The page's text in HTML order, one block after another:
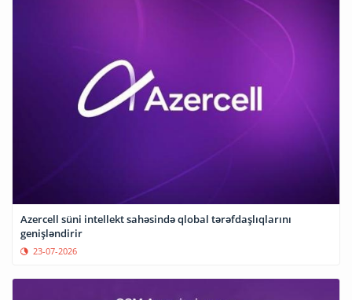
Azercell süni intellekt sahəsində qlobal tərəfdaşlıqlarını
genişləndirir
23-07-2026